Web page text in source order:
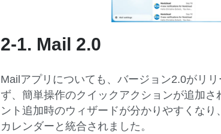
2-1. Mail 2.0
Mailアプリについても、バージョン2.0がリ
ず、簡単操作のクイックアクションが追加
ント追加時のウィザードが分かりやすくな
カレンダーと統合されました。